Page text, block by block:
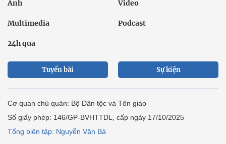
Ảnh Video
Multimedia Podcast
24h qua
Tuyến bài Sự kiện
Cơ quan chủ quản: Bộ Dân tộc và Tôn giáo
Số giấy phép: 146/GP-BVHTTDL, cấp ngày 17/10/2025
Tổng biên tập: Nguyễn Văn Bá